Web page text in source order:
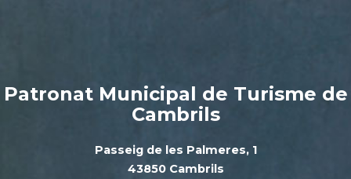
Patronat Municipal de Turisme de
Cambrils
Passeig de les Palmeres, 1
43850 Cambrils